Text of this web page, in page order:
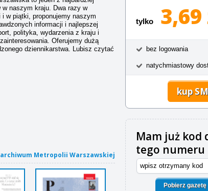
w naszym kraju. Dwa razy w
i w piątki, proponujemy naszym
informacji i najlepszej
polityka, wydarzenia z kraju i
Oferujemy dużą
dziennikarstwa. Lubisz czytać
tylko 3,69
bez logowania
natychmiastowy
kup
Mam już kod
tego numeru
Pobierz gazetę
archiwum Metropolii Warszawskiej